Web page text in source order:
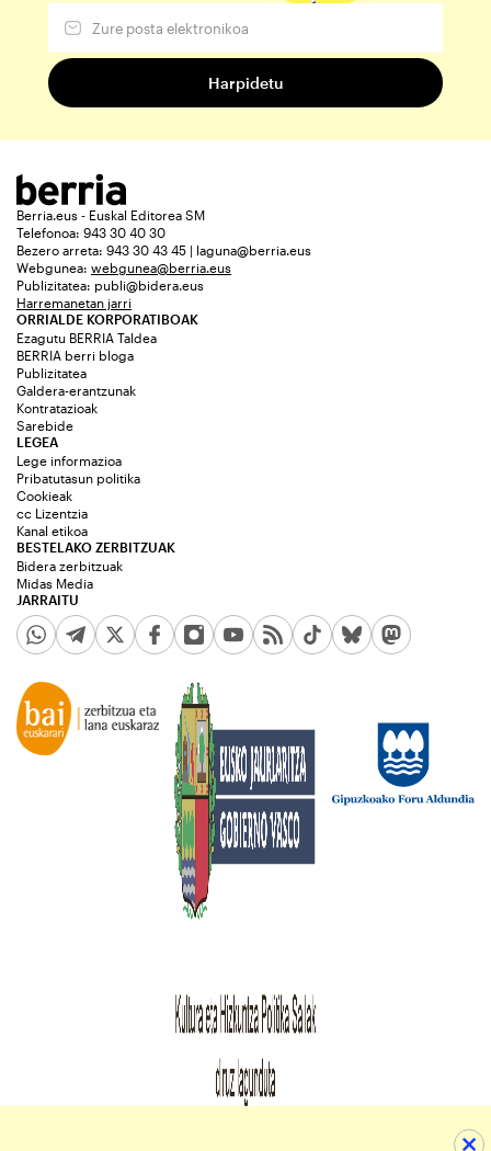
Berria.eus - Euskal Editorea SM
Telefonoa: 943 30 40 30
Bezero arreta: 943 30 43 45 | laguna@berria.eus
Webgunea: webgunea@berria.eus
Publizitatea: publi@bidera.eus
Harremanetan jarri
ORRIALDE KORPORATIBOAK
Ezagutu BERRIA Taldea
BERRIA berri bloga
Publizitatea
Galdera-erantzunak
Kontratazioak
Sarebide
JARRAITU
LEGEA
Lege informazioa
Pribatutasun politika
Cookieak
cc Lizentzia
Kanal etikoa
BESTELAKO ZERBITZUAK
Bidera zerbitzuak
Midas Media